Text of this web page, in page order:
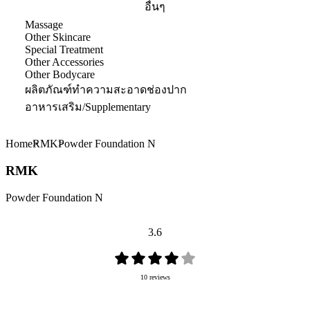
อื่นๆ
Massage
Other Skincare
Special Treatment
Other Accessories
Other Bodycare
ผลิตภัณฑ์ทำความสะอาดช่องปาก
อาหารเสริม/Supplementary
HomeRMKPowder Foundation N
RMK
Powder Foundation N
3.6
10 reviews